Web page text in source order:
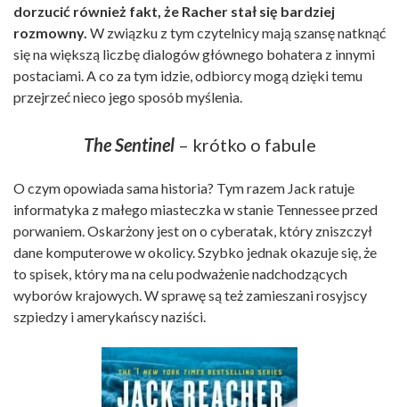
dorzucić również fakt, że Racher stał się bardziej
rozmowny. W związku z tym czytelnicy mają szansę natknąć
się na większą liczbę dialogów głównego bohatera z innymi
postaciami. A co za tym idzie, odbiorcy mogą dzięki temu
przejrzeć nieco jego sposób myślenia.
The Sentinel – krótko o fabule
O czym opowiada sama historia? Tym razem Jack ratuje
informatyka z małego miasteczka w stanie Tennessee przed
porwaniem. Oskarżony jest on o cyberatak, który zniszczył
dane komputerowe w okolicy. Szybko jednak okazuje się, że
to spisek, który ma na celu podważenie nadchodzących
wyborów krajowych. W sprawę są też zamieszani rosyjscy
szpiedzy i amerykańscy naziści.